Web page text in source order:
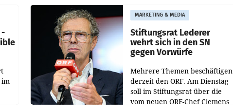
-
im
MARKETING & MEDIA
Stiftungsrat Lederer
wehrt sich in den SN
gegen Vorwürfe
Mehrere Themen beschäftigen
derzeit den ORF. Am Dienstag
soll im Stiftungsrat über die
vom neuen ORF-Chef Clemens